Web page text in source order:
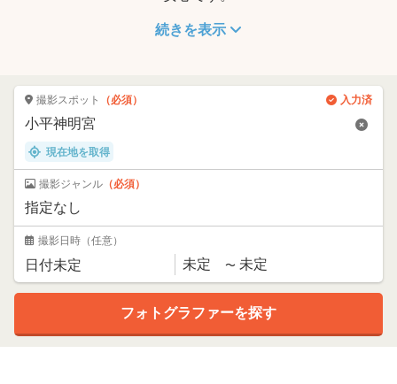
続きを表示
撮影スポット （必須） 入力済
現在地を取得
撮影ジャンル （必須）
撮影日時 （任意）